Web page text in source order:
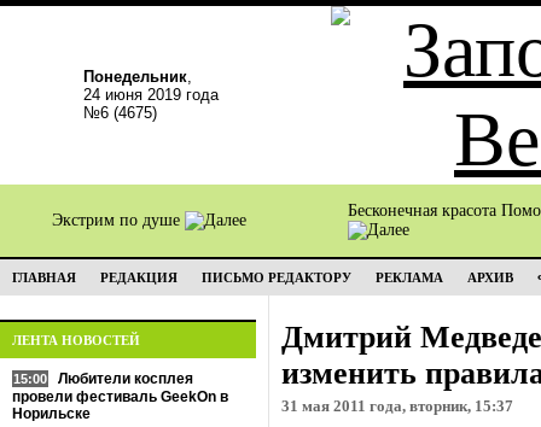
Понедельник,
24 июня 2019 года
№6 (4675)
Экстрим по душе
Бесконечная красота
ГЛАВНАЯ РЕДАКЦИЯ ПИСЬМО РЕДАКТОРУ РЕКЛАМА АРХИВ
ЛЕНТА НОВОСТЕЙ
15:00
Любители косплея
провели фестиваль GeekOn в
Норильске
Дмитрий
изменить
31 мая 2011 года, вторник, 15:37